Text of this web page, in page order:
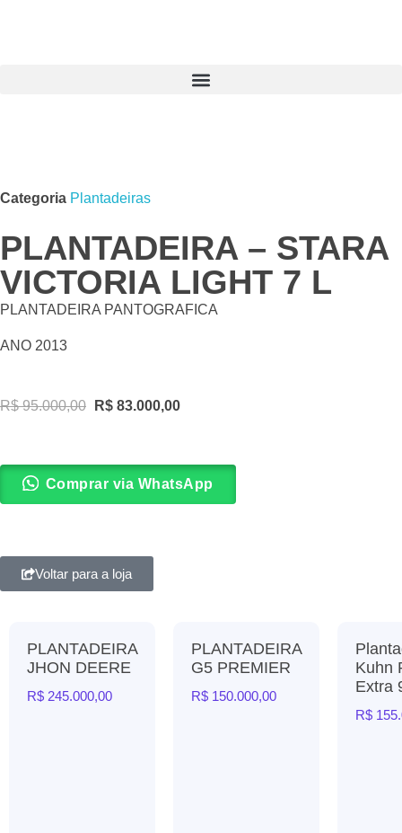
Categoria Plantadeiras
PLANTADEIRA – STARA
VICTORIA LIGHT 7 L
PLANTADEIRA PANTOGRAFICA
ANO 2013
R$95.000,00 R$83.000,00
Comprar via WhatsApp
Voltar para a loja
PLANTADEIRA
JHON DEERE
R$ 245.000,00
PLANTADEIRA
G5 PREMIER
R$ 150.000,00
Kuhn
Extra
R$